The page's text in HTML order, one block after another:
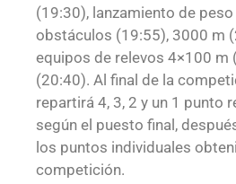
(19:30), lanzamiento de
obstáculos (19:55), 3000 m
equipos de relevos 4×100 m
(20:40). Al final de la
repartirá 4, 3, 2 y un 1 punto
según el puesto final,
los puntos individuales
competición.